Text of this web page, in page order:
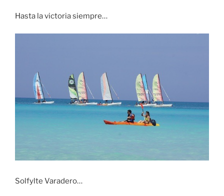
Hasta la victoria siempre…
Solfylte Varadero…